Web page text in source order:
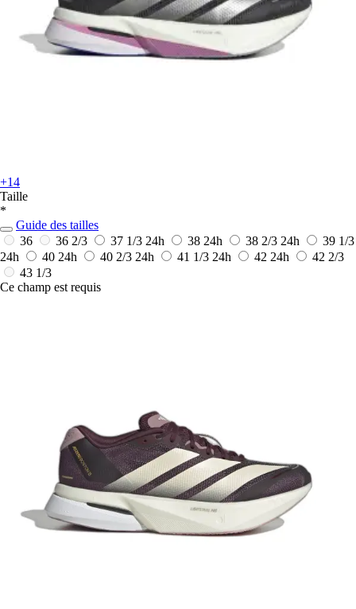
+14
Taille
*
Guide des tailles
36
36 2/3 37 1/3 24h 38 24h 38 2/3 24h
39 1/3
24h
40 24h 40 2/3 24h 41 1/3 24h 42 24h
42 2/3
43 1/3
Ce champ est requis